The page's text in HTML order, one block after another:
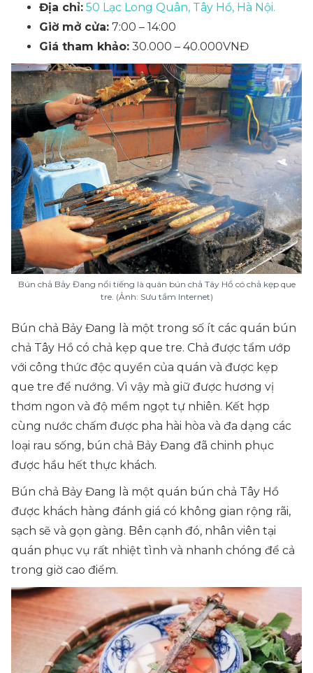
Địa chỉ: 50 Lạc Long Quân, Tây Hồ, Hà Nội.
Giờ mở cửa: 7:00 – 14:00
Giá tham khảo: 30.000 – 40.000VNĐ
Bún chả Bảy Đang nổi tiếng là quán bún chả Tây Hồ có chả kẹp que
tre. (Ảnh: Sưu tầm Internet)
Bún chả Bảy Đang là một trong số ít các quán bún
chả Tây Hồ có chả kẹp que tre. Chả được tẩm ướp
với công thức độc quyền của quán và được kẹp
que tre để nướng. Vì vậy mà giữ được hương vị
thơm ngon và độ mềm ngọt tự nhiên. Kết hợp
cùng nước chấm được pha hài hòa và đa dạng các
loại rau sống, bún chả Bảy Đang đã chinh phục
được hầu hết thực khách.
Bún chả Bảy Đang là một quán bún chả Tây Hồ
được khách hàng đánh giá có không gian rộng rãi,
sạch sẽ và gọn gàng. Bên cạnh đó, nhân viên tại
quán phục vụ rất nhiệt tình và nhanh chóng để cả
trong giờ cao điểm.